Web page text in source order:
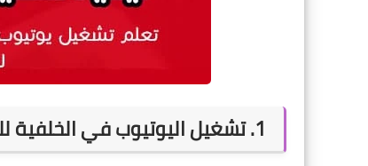
1. تشغيل اليوتيوب في الخلفية للايفون باستخدام (Safari iOS)